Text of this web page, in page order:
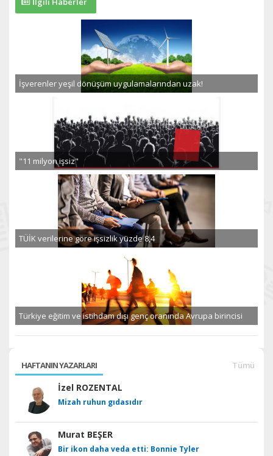
İşverenler yeşil dönüşüm uygulamalarından uzak!
"11 milyon işsiz"
TÜİK verilerine göre işsizlik yüzde 8,4
Türkiye eğitim ve istihdam dışı genç oranında Avrupa birincisi
HAFTANIN YAZARLARI Tümü
İzel ROZENTAL
Mizah ruhun gıdasıdır
Murat BEŞER
Bir ikon daha veda etti: Bonnie Tyler